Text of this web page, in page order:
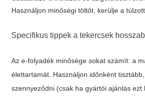
Használjon minőségi töltőt, kerülje a
Specifikus tippek a tekercsek
Az e-folyadék minősége sokat számít: a
élettartamát. Használjon időnként
szennyeződni (csak ha gyártói ajánlás ezt